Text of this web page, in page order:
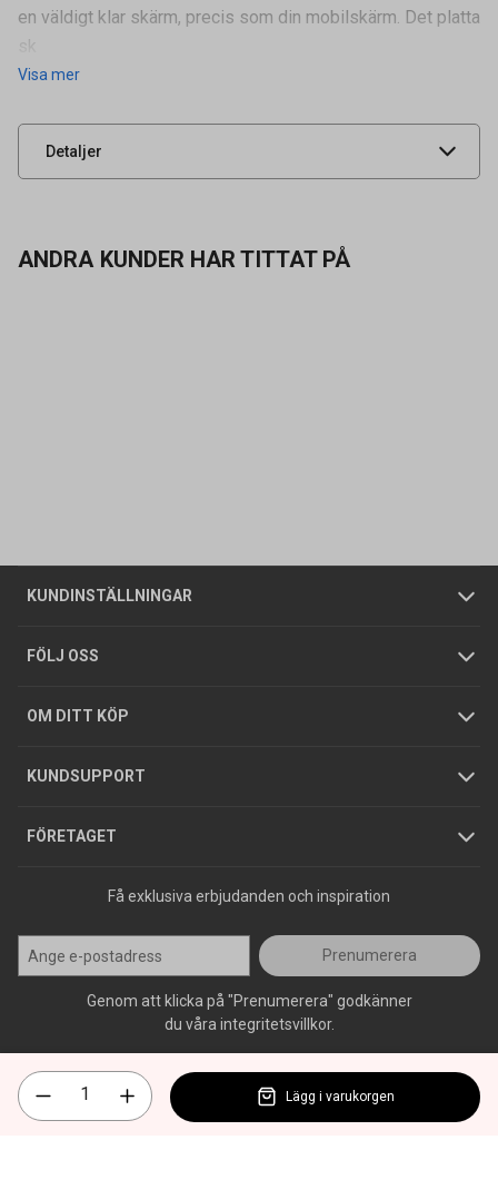
en väldigt klar skärm, precis som din mobilskärm. Det platta
sk
Visa mer
Detaljer
Leverantörens
UNSPSC 43211700
ANDRA KUNDER HAR TITTAT PÅ
KUNDINSTÄLLNINGAR
Företagskund / Privatkund
FÖLJ OSS
OM DITT KÖP
Allmänna försäljningsvillkor
Integritetspolicy
GDPR
KUNDSUPPORT
Butiker
Foldrar och kataloger
Köpguider
Varumärken
FÖRETAGET
Om oss
Tjänster
Hållbarhet
Jobba hos oss
Press
Få exklusiva erbjudanden och inspiration
Prenumerera
Genom att klicka på "Prenumerera" godkänner
du våra integritetsvillkor.
Lägg i varukorgen